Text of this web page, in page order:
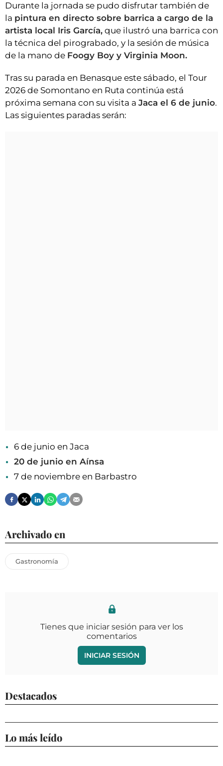
Durante la jornada se pudo disfrutar también de
la pintura en directo sobre barrica a cargo de la
artista local Iris García, que ilustró una barrica con
la técnica del pirograbado, y la sesión de música
de la mano de Foogy Boy y Virginia Moon.
Tras su parada en Benasque este sábado, el Tour
2026 de Somontano en Ruta continúa está
próxima semana con su visita a Jaca el 6 de junio.
Las siguientes paradas serán:
6 de junio en Jaca
20 de junio en Aínsa
7 de noviembre en Barbastro
Archivado en
Gastronomía
Tienes que iniciar sesión para ver los
comentarios
INICIAR SESIÓN
Destacados
Lo más leído